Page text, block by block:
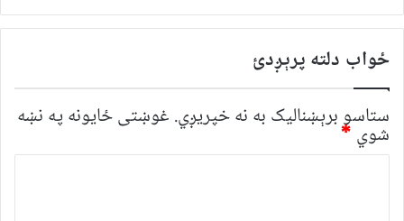
ځواب دلته پرېږدئ
ستاسو برېښناليک به نه خپريږي. غوښتى ځایونه په نښه
شوي *